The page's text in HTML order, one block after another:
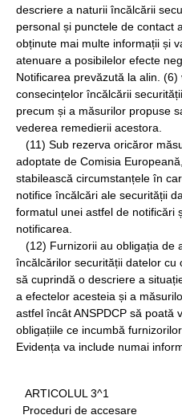
descriere a naturii încălcării
personal și punctele de contact
obținute mai multe informații și
atenuare a posibilelor efecte
Notificarea prevăzută la alin.
consecințelor încălcării
precum și a măsurilor propuse
vederea remedierii acestora.
(11) Sub rezerva oricăror
adoptate de Comisia
stabilească circumstanțele în
notifice încălcări ale securității
formatul unei astfel de notificări
notificarea.
(12) Furnizorii au obligația de
încălcărilor securității datelor
să cuprindă o descriere a
a efectelor acesteia și a
astfel încât ANSPDCP să poată
obligațiile ce incumbă
Evidența va include numai
ARTICOLUL 3^1
Proceduri de accesare